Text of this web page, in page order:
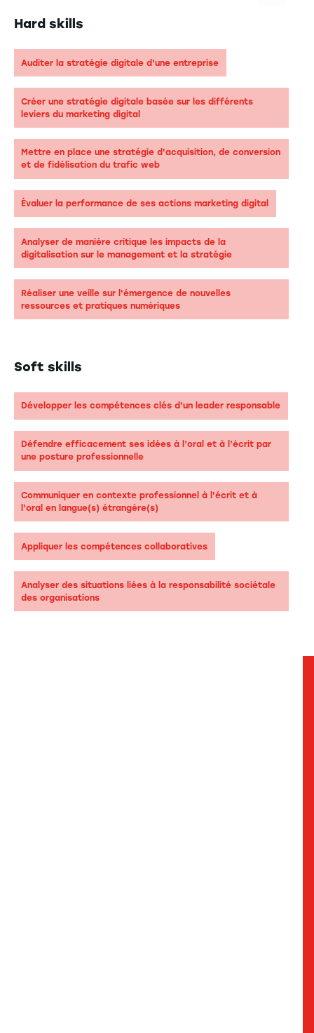
Hard skills
Auditer la stratégie digitale d'une entreprise
Créer une stratégie digitale basée sur les différents
leviers du marketing digital
Mettre en place une stratégie d'acquisition, de conversion
et de fidélisation du trafic web
Évaluer la performance de ses actions marketing digital
Analyser de manière critique les impacts de la
digitalisation sur le management et la stratégie
Réaliser une veille sur l'émergence de nouvelles
ressources et pratiques numériques
Soft skills
Développer les compétences clés d'un leader responsable
Défendre efficacement ses idées à l’oral et à l’écrit par
une posture professionnelle
Communiquer en contexte professionnel à l'écrit et à
l'oral en langue(s) étrangère(s)
Appliquer les compétences collaboratives
Analyser des situations liées à la responsabilité sociétale
des organisations